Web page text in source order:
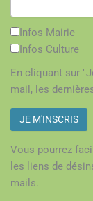
Infos Mairie
Infos Culture
En cliquant sur
mail, les
Vous pourrez
les liens de
mails.